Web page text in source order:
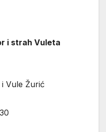
i strah Vuleta
Vule Žurić